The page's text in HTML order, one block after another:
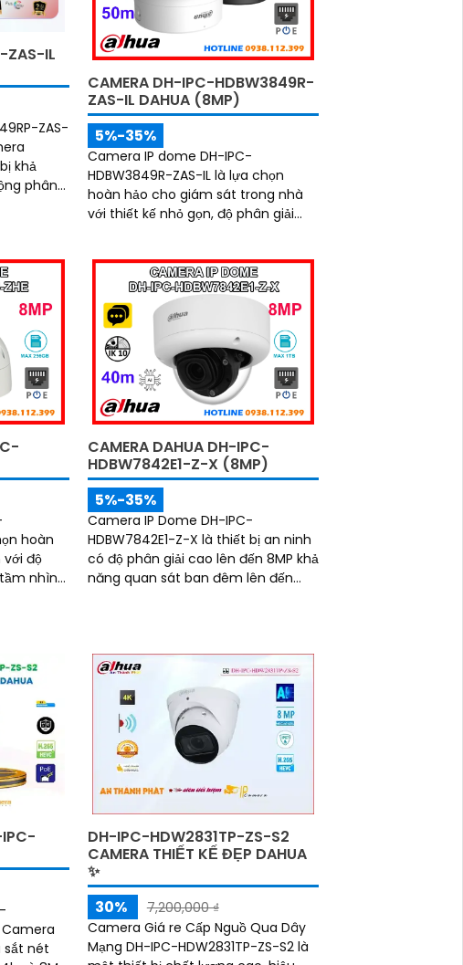
ZAS-IL
ZAS-
khả
phân
CAMERA DH-IPC-HDBW3849R-
ZAS-IL DAHUA (8MP)
5%-35%
Camera IP dome DH-IPC-
HDBW3849R-ZAS-IL là lựa chọn
hoàn hảo cho giám sát trong nhà
với thiết kế nhỏ gọn, độ phân giải
giúp quan sát rõ cả ngày lẫn đêm.
Camera được tích hợp micro ghi
âm, khe thẻ nhớ lên đến 512GB và
công nghệ phân biệt người và
phương tiện, nâng cao độ chính xác
trong cảnh báo, hỗ trợ POE tiện lợi
hoàn
độ
nhìn
người
báo
256GB
lợi và
CAMERA DAHUA DH-IPC-
HDBW7842E1-Z-X (8MP)
5%-35%
Camera IP Dome DH-IPC-
HDBW7842E1-Z-X là thiết bị an ninh
có độ phân giải cao lên đến 8MP khả
năng quan sát ban đêm lên đến
Đặc biệt, các tính năng AI thông
minh như nhận diện khuôn mặt và
đếm người giúp nâng cao hiệu quả
quản lý và an ninh cho mọi không
gian trong nhà
IPC-
Camera
sắt nét
DH-IPC-HDW2831TP-ZS-S2
CAMERA THIẾT KẾ ĐẸP DAHUA
✨
30%
7,200,000 ₫
Camera Giá re Cấp Nguồ Qua Dây
Mạng DH-IPC-HDW2831TP-ZS-S2 là